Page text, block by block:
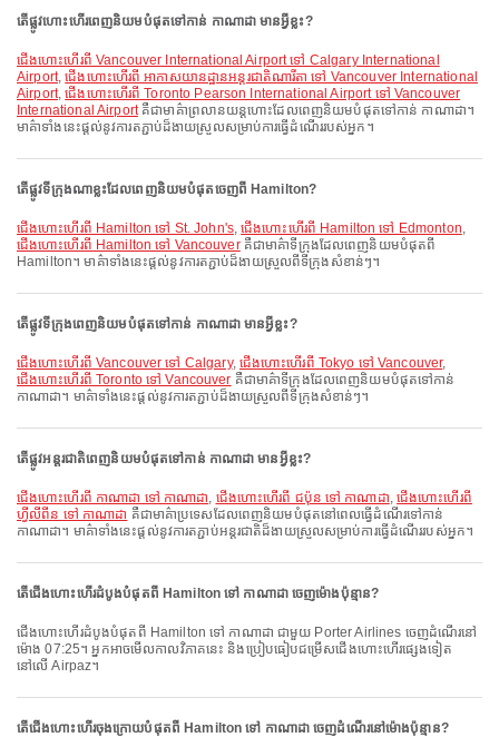
តើផ្លូវហោះហើរពេញនិយមបំផុតទៅកាន់ កាណាដា មានអ្វីខ្លះ?
ជើងហោះហើរពី Vancouver International Airport ទៅ Calgary International
Airport,ជើងហោះហើរពី អាកាសយានដ្ឋានអន្តរជាតិណារីតា ទៅ Vancouver International
Airport,ជើងហោះហើរពី Toronto Pearson International Airport ទៅ Vancouver
International Airportគឺជាមាគ៌ាព្រលានយន្តហោះដែលពេញនិយមបំផុតទៅកាន់ កាណាដា។
មាគ៌ាទាំងនេះផ្តល់នូវការតភ្ជាប់ដ៏ងាយស្រួលសម្រាប់ការធ្វើដំណើររបស់អ្នក។
តើផ្លូវទីក្រុងណាខ្លះដែលពេញនិយមបំផុតចេញពី Hamilton?
ជើងហោះហើរពី Hamilton ទៅ St. John's,ជើងហោះហើរពី Hamilton ទៅ Edmonton,
ជើងហោះហើរពី Hamilton ទៅ Vancouverគឺជាមាគ៌ាទីក្រុងដែលពេញនិយមបំផុតពី
Hamilton។ មាគ៌ាទាំងនេះផ្តល់នូវការតភ្ជាប់ដ៏ងាយស្រួលពីទីក្រុងសំខាន់ៗ។
តើផ្លូវទីក្រុងពេញនិយមបំផុតទៅកាន់ កាណាដា មានអ្វីខ្លះ?
ជើងហោះហើរពី Vancouver ទៅ Calgary, ជើងហោះហើរពី Tokyo ទៅ Vancouver,
ជើងហោះហើរពី Toronto ទៅ Vancouver គឺជាមាគ៌ាទីក្រុងដែលពេញនិយមបំផុតទៅកាន់
កាណាដា។ មាគ៌ាទាំងនេះផ្តល់នូវការតភ្ជាប់ដ៏ងាយស្រួលពីទីក្រុងសំខាន់ៗ។
តើផ្លូវអន្តរជាតិពេញនិយមបំផុតទៅកាន់ កាណាដា មានអ្វីខ្លះ?
ជើងហោះហើរពី កាណាដា ទៅ កាណាដា, ជើងហោះហើរពី ជប៉ុន ទៅ កាណាដា,ជើងហោះហើរពី
ហ្វីលីពីន ទៅ កាណាដា គឺជាមាគ៌ាប្រទេសដែលពេញនិយមបំផុតនៅពេលធ្វើដំណើរទៅកាន់
កាណាដា។ មាគ៌ាទាំងនេះផ្តល់នូវការតភ្ជាប់អន្តរជាតិដ៏ងាយស្រួលសម្រាប់ការធ្វើដំណើររបស់អ្នក។
តើជើងហោះហើរដំបូងបំផុតពី Hamilton ទៅ កាណាដា ចេញម៉ោងប៉ុន្មាន?
ជើងហោះហើរដំបូងបំផុតពី Hamilton ទៅ កាណាដា ជាមួយ Porter Airlines ចេញដំណើរនៅ
ម៉ោង 07:25។ អ្នកអាចមើលកាលវិភាគនេះ និងប្រៀបធៀបជម្រើសជើងហោះហើរផ្សេងទៀត
នៅលើ Airpaz។
តើជើងហោះហើរចុងក្រោយបំផុតពី Hamilton ទៅ កាណាដា ចេញដំណើរនៅម៉ោងប៉ុន្មាន?